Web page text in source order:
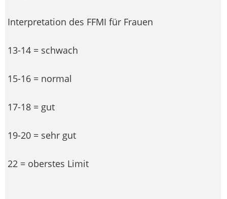
Interpretation des FFMI für Frauen
13-14 = schwach
15-16 = normal
17-18 = gut
19-20 = sehr gut
22 = oberstes Limit